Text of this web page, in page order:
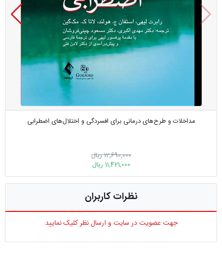
مداخلات و طرح‌های درمانی برای افسردگی و اختلال‌های اضطرابی
12,690,000 ریال
11,421,000 ریال
نظرات کاربران
جهت عضویت در سایت و ارسال نظر کلیک نمایید